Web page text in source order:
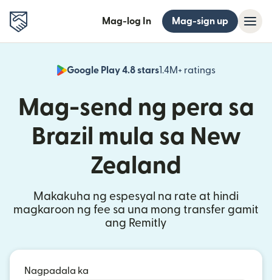
Mag-log In Mag-sign up
Google Play 4.8 stars1.4M+ ratings
(bubukas
Mag-send ng pera sa
Brazil mula sa New
Zealand
Makakuha ng espesyal na rate at hindi
magkaroon ng fee sa una mong transfer gamit
ang Remitly
Nagpadala ka